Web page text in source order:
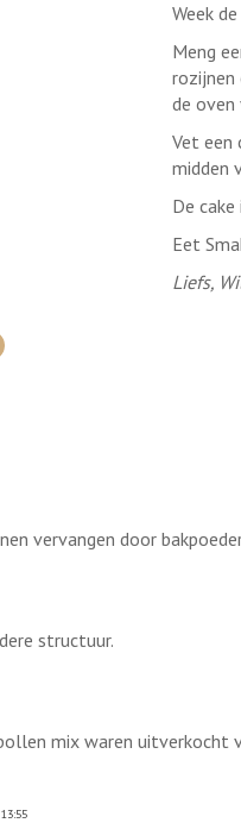
Week
Meng
rozijnen
de oven
Vet een
midden
De
Eet
Liefs,
vervangen door
structuur.
mix waren uitverkocht